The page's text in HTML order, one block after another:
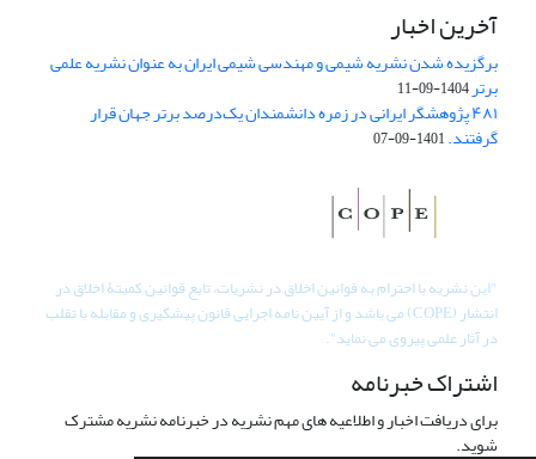
آخرین اخبار
برگزیده شدن نشریه شیمی و مهندسی شیمی ایران به عنوان نشریه علمی
برتر1404-09-11
۴۸۱ پژوهشگر ایرانی در زمره دانشمندان یک‌درصد برتر جهان قرار
گرفتند.1401-09-07
"این نشریه با احترام به قوانین اخلاق در نشریات، تابع قوانین کمیتۀ اخلاق در
انتشار (COPE) می باشد و از آیین نامه اجرایی قانون پیشگیری و مقابله با تقلب
در آثار علمی پیروی می نماید".
اشتراک خبرنامه
برای دریافت اخبار و اطلاعیه های مهم نشریه در خبرنامه نشریه مشترک
شوید.